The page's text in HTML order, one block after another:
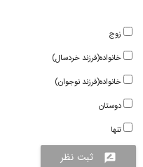
زوج
خانواده(فرزند خردسال)
خانواده(فرزند نوجوان)
دوستان
تنها
rate_review ثبت نظر